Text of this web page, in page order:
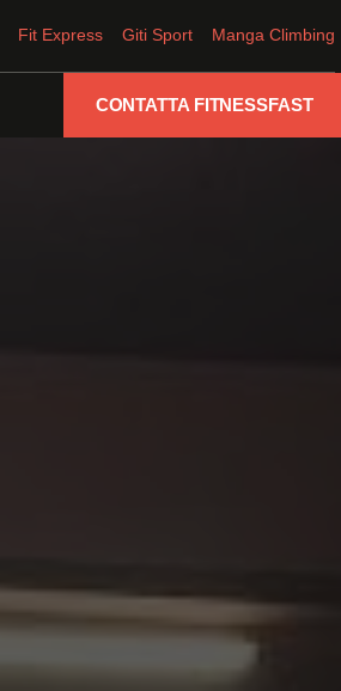
Fit Express Giti Sport Manga Climbing
CONTATTA FITNESSFAST